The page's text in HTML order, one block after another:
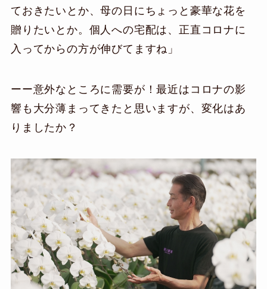
ておきたいとか、母の日にちょっと豪華な花を
贈りたいとか。個人への宅配は、正直コロナに
入ってからの方が伸びてますね」
ーー意外なところに需要が！最近はコロナの影
響も大分薄まってきたと思いますが、変化はあ
りましたか？